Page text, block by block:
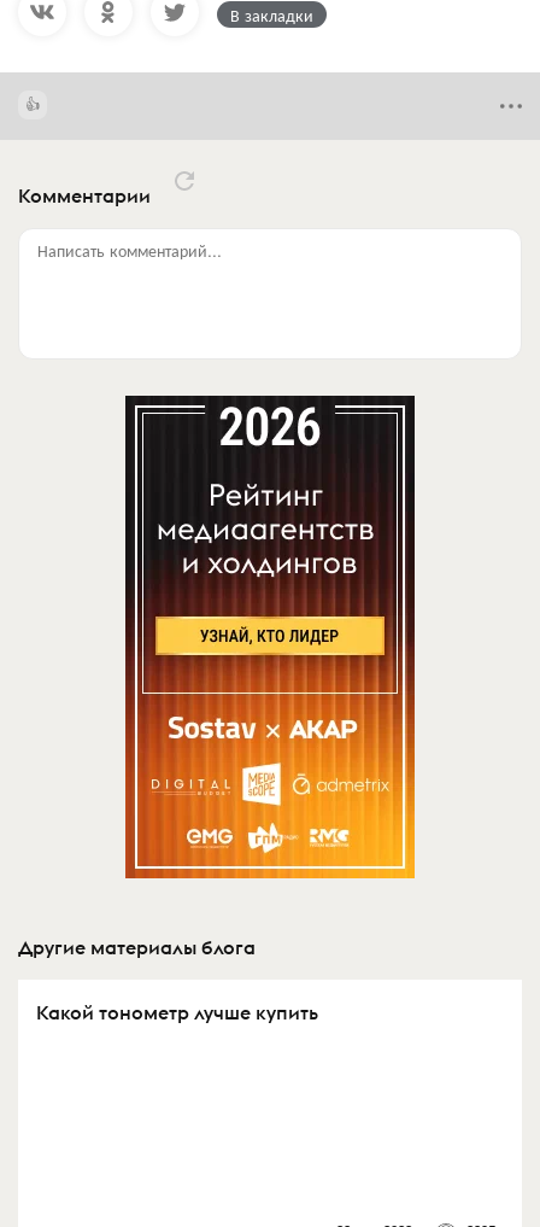
В закладки
Комментарии
Написать комментарий...
Другие материалы блога
Какой тонометр лучше купить